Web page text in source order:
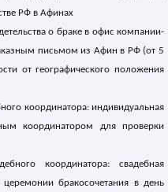
РФ в Афинах
о браке в офис компании-
письмом из Афин в РФ (от 5
от географического положения
координатора: индивидуальная
координатором для проверки
координатора: свадебная
бракосочетания в день